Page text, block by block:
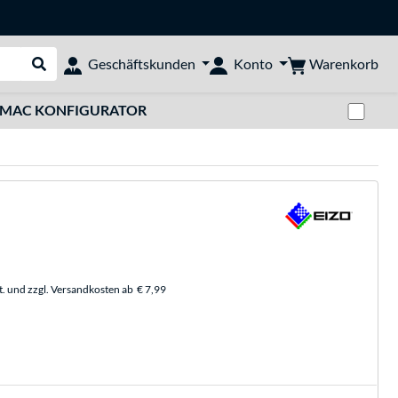
Suche durchführen
Geschäftskunden Konto Warenkorb
MAC KONFIGURATOR
und zzgl. Versandkosten ab € 7,99